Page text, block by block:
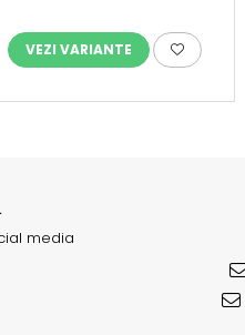
VEZI VARIANTE
media